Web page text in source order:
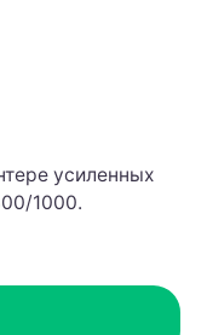
усиленных
1000.